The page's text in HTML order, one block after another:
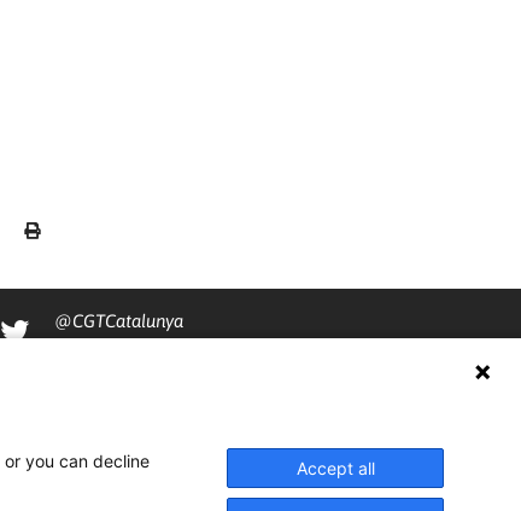
@CGTCatalunya
cgtcatalunya
you can decline
Accept all